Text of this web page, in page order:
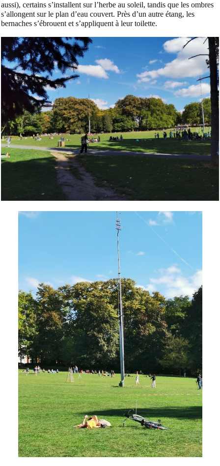
aussi), certains s’installent sur l’herbe au soleil, tandis que les ombres
s’allongent sur le plan d’eau couvert. Près d’un autre étang, les
bernaches s’ébrouent et s’appliquent à leur toilette.